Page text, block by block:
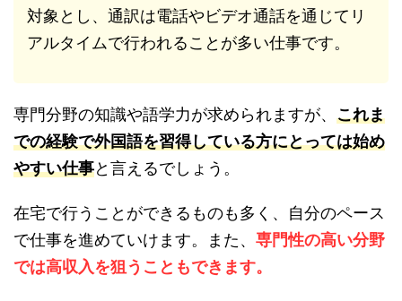
対象とし、通訳は電話やビデオ通話を通じてリ
アルタイムで行われることが多い仕事です。
専門分野の知識や語学力が求められますが、 これま
での経験で外国語を習得している方にとっては始め
やすい仕事と言えるでしょう。
在宅で行うことができるものも多く、自分のペース
で仕事を進めていけます。また、 専門性の高い分野
では高収入を狙うこともできます。